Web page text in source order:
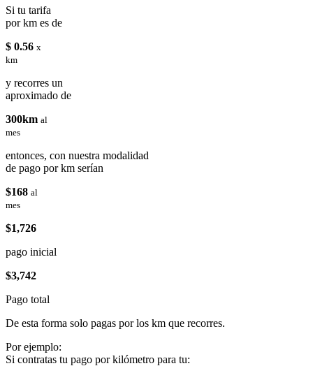
Si tu tarifa
por km es de
$ 0.56 x
km
y recorres un
aproximado de
300km al
mes
entonces, con nuestra modalidad
de pago por km serían
$168 al
mes
$1,726
pago inicial
$3,742
Pago total
De esta forma solo pagas por los km que recorres.
Por ejemplo:
Si contratas tu pago por kilómetro para tu: